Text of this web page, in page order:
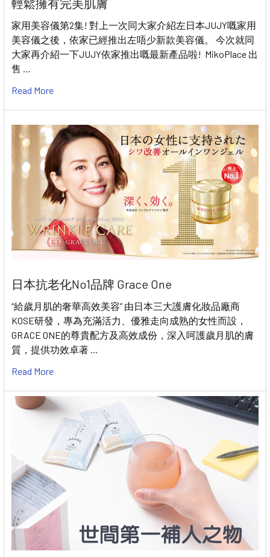
輕鬆擁有完美肌膚
家用美容儀第2集! 對上一次同大家介紹左日本JUJY嘅家用
美容儀之後，依家已經推出左唔少新款美容儀。 今次就同
大家再介紹一下JUJY依家推出嘅最新產品啦! MikoPlace 出
售 …
Read More
日本抗老化No1品牌 Grace One
“給歲月肌的奢華高效美容” 由日本三大護膚化妝品廠商
KOSE研發，專為充滿活力、優雅走向成熟的女性而設，
GRACE ONE的尊貴配方及高效成份，深入呵護歲月肌的膚
質，提供功效卓著 …
Read More